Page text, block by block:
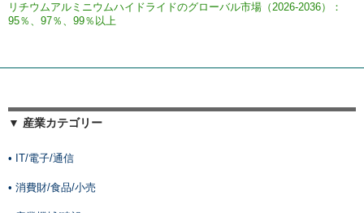
リチウムアルミニウムハイドライドのグローバル市場（2026-2036）：
95％、97％、99％以上
▼ 産業カテゴリー
• IT/電子/通信
• 消費財/食品/小売